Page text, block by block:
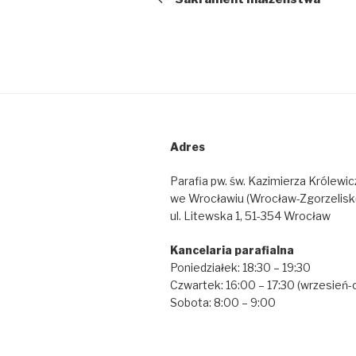
Adres
Parafia pw. św. Kazimierza
we Wrocławiu (Wrocław-
ul. Litewska 1, 51-354 Wrocław
Kancelaria parafialna
Poniedziałek: 18:30 – 19:30
Czwartek: 16:00 – 17:30
Sobota: 8:00 – 9:00